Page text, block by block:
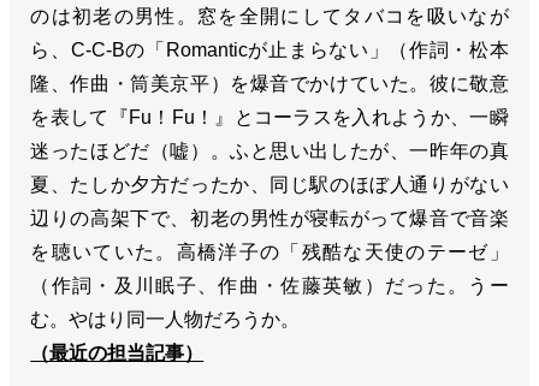
のは初老の男性。窓を全開にしてタバコを吸いなが
ら、C-C-Bの「Romanticが止まらない」（作詞・松本
隆、作曲・筒美京平）を爆音でかけていた。彼に敬意
を表して『Fu！Fu！』とコーラスを入れようか、一瞬
迷ったほどだ（嘘）。ふと思い出したが、一昨年の真
夏、たしか夕方だったか、同じ駅のほぼ人通りがない
辺りの高架下で、初老の男性が寝転がって爆音で音楽
を聴いていた。高橋洋子の「残酷な天使のテーゼ」
（作詞・及川眠子、作曲・佐藤英敏）だった。うー
む。やはり同一人物だろうか。
（最近の担当記事）